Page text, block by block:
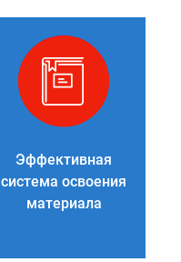
Эффективная
система освоения
материала